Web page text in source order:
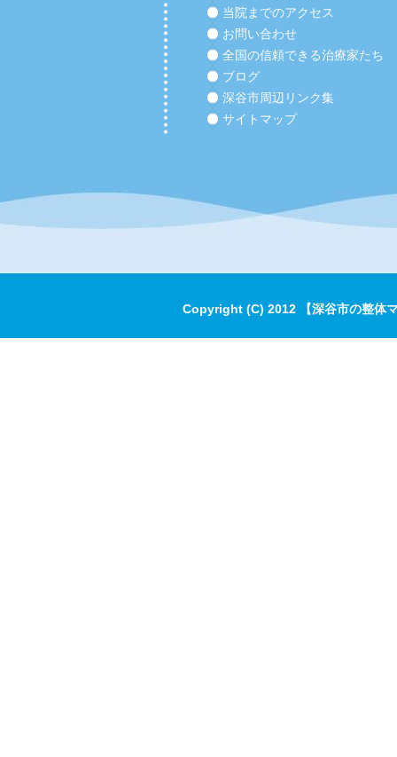
当院までのアクセス
お問い合わせ
全国の信頼できる治療家たち
ブログ
深谷市周辺リンク集
サイトマップ
Copyright (C) 2012 【深谷市の整体